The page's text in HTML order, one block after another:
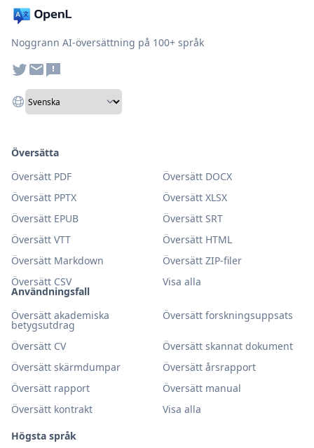
Noggrann AI-översättning på 100+ språk
Användningsfall
Översätt akademiska
betygsutdrag
Översätt forskningsuppsats
Översätt CV
Översätt skannat dokument
Översätt skärmdumpar
Översätt årsrapport
Översätt rapport
Översätt manual
Översätt kontrakt
Visa alla
Högsta språk
Översätta
Översätt PDF
Översätt DOCX
Översätt PPTX
Översätt XLSX
Översätt EPUB
Översätt SRT
Översätt VTT
Översätt HTML
Översätt Markdown
Översätt ZIP-filer
Översätt CSV
Visa alla